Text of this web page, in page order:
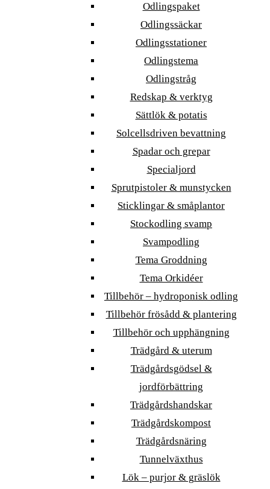
Odlingspaket
Odlingssäckar
Odlingsstationer
Odlingstema
Odlingstråg
Redskap & verktyg
Sättlök & potatis
Solcellsdriven bevattning
Spadar och grepar
Specialjord
Sprutpistoler & munstycken
Sticklingar & småplantor
Stockodling svamp
Svampodling
Tema Groddning
Tema Orkidéer
Tillbehör – hydroponisk odling
Tillbehör frösådd & plantering
Tillbehör och upphängning
Trädgård & uterum
Trädgårdsgödsel &
jordförbättring
Trädgårdshandskar
Trädgårdskompost
Trädgårdsnäring
Tunnelväxthus
Lök – purjor & gräslök